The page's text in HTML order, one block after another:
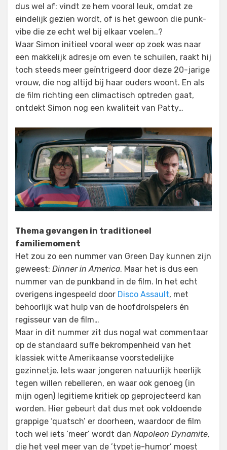
dus wel af: vindt ze hem vooral leuk, omdat ze
eindelijk gezien wordt, of is het gewoon die punk-
vibe die ze echt wel bij elkaar voelen..?
Waar Simon initieel vooral weer op zoek was naar
een makkelijk adresje om even te schuilen, raakt hij
toch steeds meer geïntrigeerd door deze 20-jarige
vrouw, die nog altijd bij haar ouders woont. En als
de film richting een climactisch optreden gaat,
ontdekt Simon nog een kwaliteit van Patty…
Thema gevangen in traditioneel
familiemoment
Het zou zo een nummer van Green Day kunnen zijn
geweest: Dinner in America. Maar het is dus een
nummer van de punkband in de film. In het echt
overigens ingespeeld door Disco Assault, met
behoorlijk wat hulp van de hoofdrolspelers én
regisseur van de film…
Maar in dit nummer zit dus nogal wat commentaar
op de standaard suffe bekrompenheid van het
klassiek witte Amerikaanse voorstedelijke
gezinnetje. Iets waar jongeren natuurlijk heerlijk
tegen willen rebelleren, en waar ook genoeg (in
mijn ogen) legitieme kritiek op geprojecteerd kan
worden. Hier gebeurt dat dus met ook voldoende
grappige ‘quatsch’ er doorheen, waardoor de film
toch wel iets ‘meer’ wordt dan Napoleon Dynamite,
die het veel meer van de ’typetje-humor’ moest